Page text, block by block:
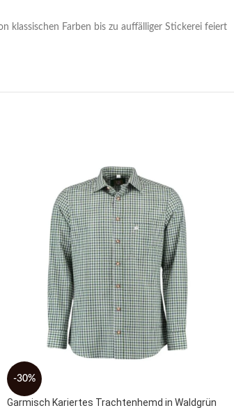
klassischen Farben bis zu auffälliger Stickerei feiert
-30%
Garmisch Kariertes Trachtenhemd in Waldgrün